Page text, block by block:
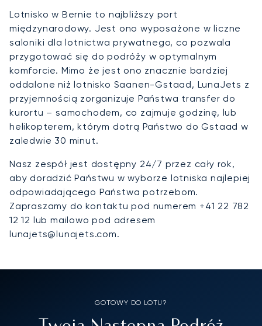
Lotnisko w Bernie to najbliższy port
międzynarodowy. Jest ono wyposażone w liczne
saloniki dla lotnictwa prywatnego, co pozwala
przygotować się do podróży w optymalnym
komforcie. Mimo że jest ono znacznie bardziej
oddalone niż lotnisko Saanen-Gstaad, LunaJets z
przyjemnością zorganizuje Państwa transfer do
kurortu – samochodem, co zajmuje godzinę, lub
helikopterem, którym dotrą Państwo do Gstaad w
zaledwie 30 minut.
Nasz zespół jest dostępny 24/7 przez cały rok,
aby doradzić Państwu w wyborze lotniska najlepiej
odpowiadającego Państwa potrzebom.
Zapraszamy do kontaktu pod numerem +41 22 782
12 12 lub mailowo pod adresem
lunajets@lunajets.com.
GOTOWY DO LOTU?